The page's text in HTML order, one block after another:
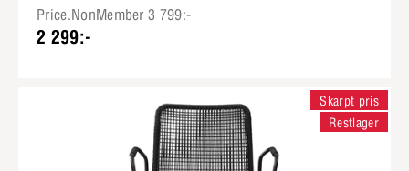
Price.NonMember 3 799:-
2 299:-
Skarpt pris
Restlager